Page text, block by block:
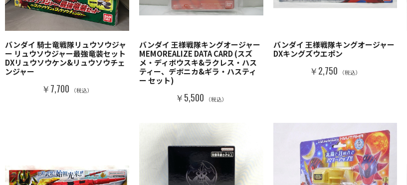
バンダイ 騎士竜戦隊リュウソウジャ
ー リュウソウジャー最強竜装セット
DXリュウソウケン&リュウソウチェ
ンジャー
￥7,700 （税込）
バンダイ 王様戦隊キングオージャー
MEMOREALIZE DATA CARD (スズ
メ・ディボウスキ&ラクレス・ハス
ティー、デボニカ&ギラ・ハスティ
ー セット)
￥5,500 （税込）
バンダイ 王様戦隊キングオージャー
DXキングズウエポン
￥2,750 （税込）